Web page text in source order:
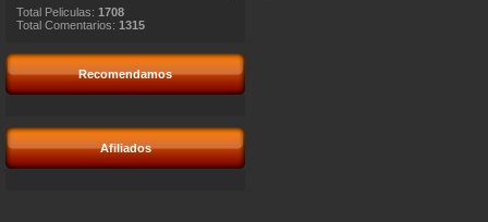
Total Peliculas: 1708
Total Comentarios: 1315
Recomendamos
Afiliados